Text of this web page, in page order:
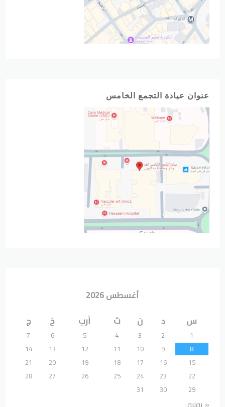
عنوان عيادة التجمع الخامس
أغسطس 2026
س
د ن ث أرب خ ج
1
2
3
4
5
6
7
8
9
10
11
12
13
14
15
16
17
18
19
20
21
22
23
24
25
26
27
28
29
30
31